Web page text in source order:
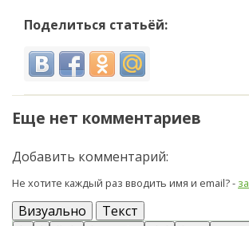
Поделиться статьёй:
Еще нет комментариев
Добавить комментарий:
Не хотите каждый раз вводить имя и email? -
Визуально Текст